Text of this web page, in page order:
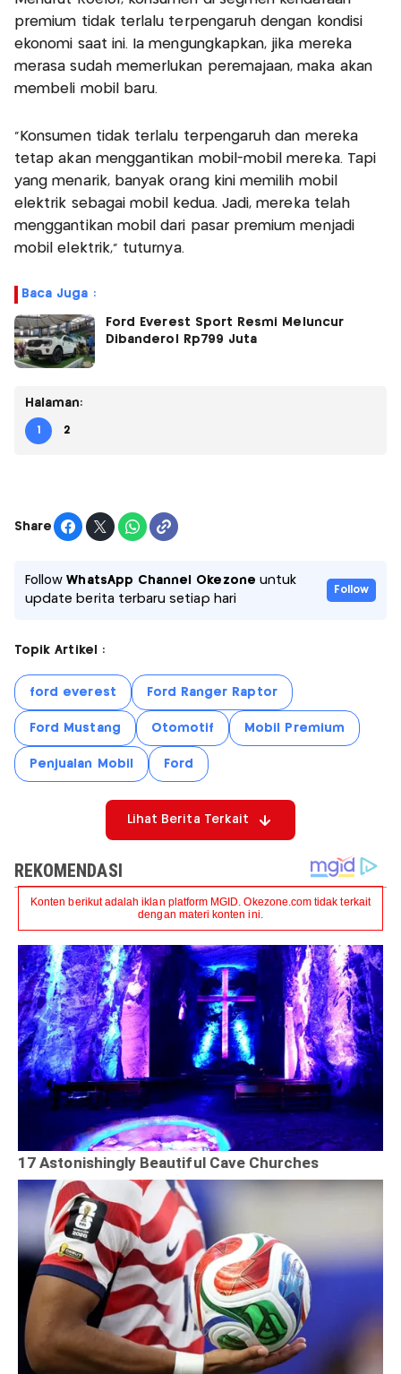
premium tidak terlalu terpengaruh dengan kondisi
ekonomi saat ini. Ia mengungkapkan, jika mereka
merasa sudah memerlukan peremajaan, maka akan
membeli mobil baru.
"Konsumen tidak terlalu terpengaruh dan mereka
tetap akan menggantikan mobil-mobil mereka. Tapi
yang menarik, banyak orang kini memilih mobil
elektrik sebagai mobil kedua. Jadi, mereka telah
menggantikan mobil dari pasar premium menjadi
mobil elektrik," tuturnya.
Baca Juga :
Ford Everest Sport Resmi Meluncur
Dibanderol Rp799 Juta
Halaman:
1 2
Share
FollowWhatsApp Channel Okezone untuk
update berita terbaru setiap hari
Follow
Topik Artikel :
ford everest Ford Ranger Raptor
Ford Mustang Otomotif Mobil Premium
Penjualan Mobil Ford
Lihat Berita Terkait